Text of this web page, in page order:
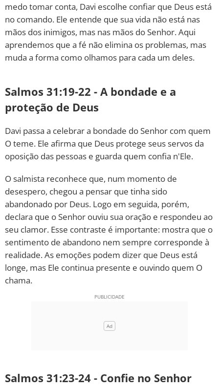
medo tomar conta, Davi escolhe confiar que Deus está
no comando. Ele entende que sua vida não está nas
mãos dos inimigos, mas nas mãos do Senhor. Aqui
aprendemos que a fé não elimina os problemas, mas
muda a forma como olhamos para cada um deles.
Salmos 31:19-22 - A bondade e a
proteção de Deus
Davi passa a celebrar a bondade do Senhor com quem
O teme. Ele afirma que Deus protege seus servos da
oposição das pessoas e guarda quem confia n'Ele.
O salmista reconhece que, num momento de
desespero, chegou a pensar que tinha sido
abandonado por Deus. Logo em seguida, porém,
declara que o Senhor ouviu sua oração e respondeu ao
seu clamor. Esse contraste é importante: mostra que o
sentimento de abandono nem sempre corresponde à
realidade. As emoções podem dizer que Deus está
longe, mas Ele continua presente e ouvindo quem O
chama.
Salmos 31:23-24 - Confie no Senhor